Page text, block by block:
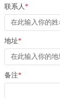
联系人*
地址*
备注*